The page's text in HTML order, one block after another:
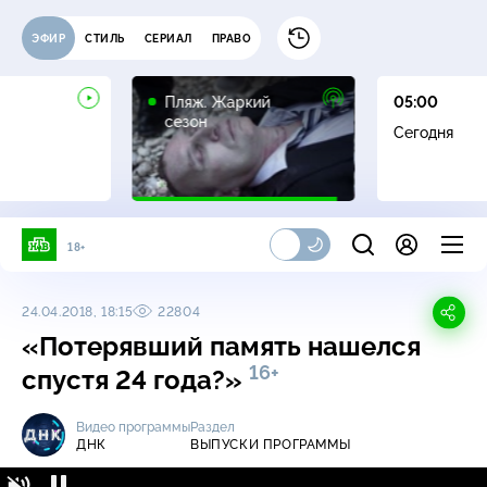
ЭФИР СТИЛЬ СЕРИАЛ ПРАВО
Пляж. Жаркий
сезон
16+
05:00
Сегодня
18+
24.04.2018, 18:15 22804
«Потерявший память нашелся
спустя 24 года?» 16+
Видео программы
ДНК
Раздел
ВЫПУСКИ ПРОГРАММЫ